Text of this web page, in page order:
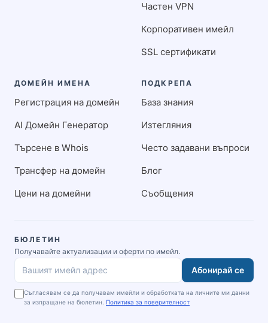
Частен VPN
Корпоративен имейл
SSL сертификати
ДОМЕЙН ИМЕНА
Регистрация на домейн
AI Домейн Генератор
Търсене в Whois
Трансфер на домейн
Цени на домейни
ПОДКРЕПА
База знания
Изтегляния
Често задавани въпроси
Блог
Съобщения
БЮЛЕТИН
Получавайте актуализации и оферти по имейл.
Вашият имейл адрес
Абонирай се
Съгласявам се да получавам имейли и обработката на личните ми данни
за изпращане на бюлетин. Политика за поверителност